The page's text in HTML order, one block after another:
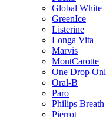
Global White
GreenIce
Listerine
Longa Vita
Marvis
MontCarotte
One Drop
Oral-B
Paro
Philips
Pierrot